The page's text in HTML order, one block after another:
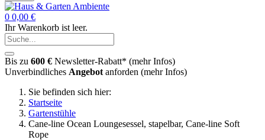
0 0,00 €
Ihr Warenkorb ist leer.
Bis zu 600 € Newsletter-Rabatt* (mehr Infos)
Unverbindliches Angebot anforden (mehr Infos)
Sie befinden sich hier:
Startseite
Gartenstühle
Cane-line Ocean Loungesessel, stapelbar, Cane-line Soft
Rope